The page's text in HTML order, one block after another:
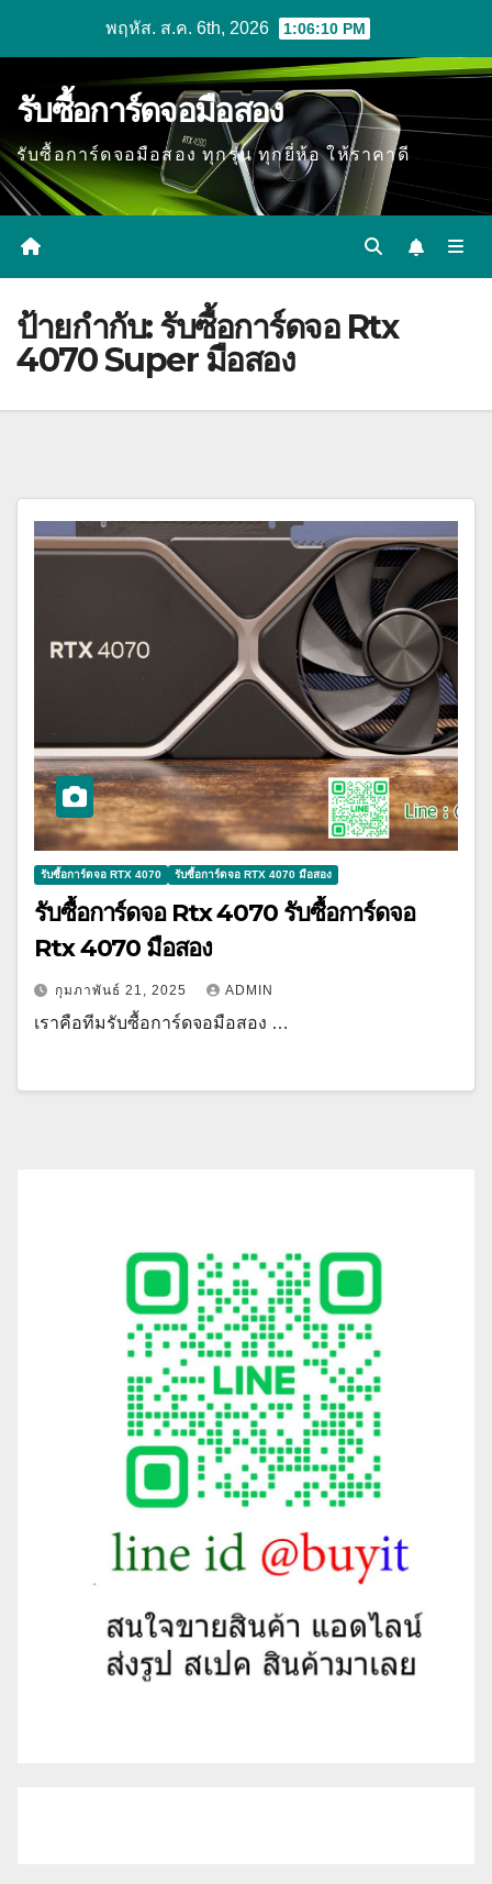
พฤหัส. ส.ค. 6th, 2026 1:06:11 PM
รับซื้อการ์ดจอมือสอง
รับซื้อการ์ดจอมือสอง ทุกรุ่น ทุกยี่ห้อ ให้ราคาดี
ป้ายกำกับ:รับซื้อการ์ดจอ Rtx
4070 Super มือสอง
รับซื้อการ์ดจอ RTX 4070 รับซื้อการ์ดจอ RTX 4070 มือสอง
รับซื้อการ์ดจอ Rtx 4070 รับซื้อการ์ดจอ
Rtx 4070 มือสอง
กุมภาพันธ์ 21, 2025 ADMIN
เราคือทีมรับซื้อการ์ดจอมือสอง …